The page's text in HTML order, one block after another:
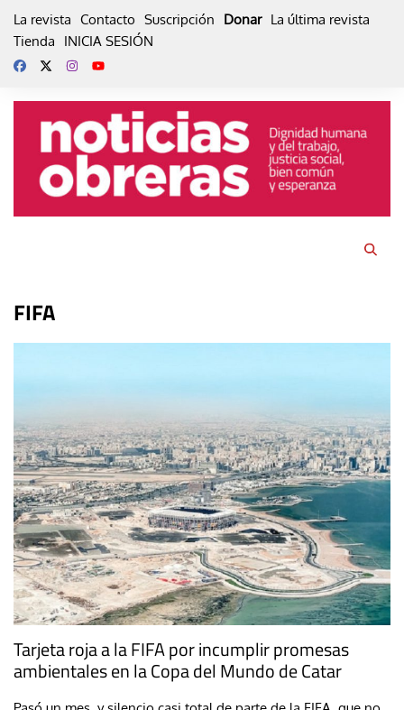
La revista Contacto Suscripción Donar La última revista
Tienda
INICIA SESIÓN
FIFA
Tarjeta roja a la FIFA por incumplir promesas
ambientales en la Copa del Mundo de Catar